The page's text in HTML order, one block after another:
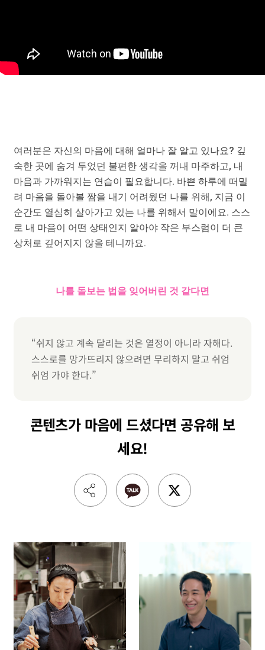
여러분은 자신의 마음에 대해 얼마나 잘 알고 있나요? 깊
숙한 곳에 숨겨 두었던 불편한 생각을 꺼내 마주하고, 내
마음과 가까워지는 연습이 필요합니다. 바쁜 하루에 떠밀
려 마음을 돌아볼 짬을 내기 어려웠던 나를 위해, 지금 이
순간도 열심히 살아가고 있는 나를 위해서 말이에요. 스스
로 내 마음이 어떤 상태인지 알아야 작은 부스럼이 더 큰
상처로 깊어지지 않을 테니까요.
나를 돌보는 법을 잊어버린 것 같다면
“쉬지 않고 계속 달리는 것은 열정이 아니라 자해다.
스스로를 망가뜨리지 않으려면 무리하지 말고 쉬엄
쉬엄 가야 한다.”
콘텐츠가 마음에 드셨다면 공유해 보
세요!